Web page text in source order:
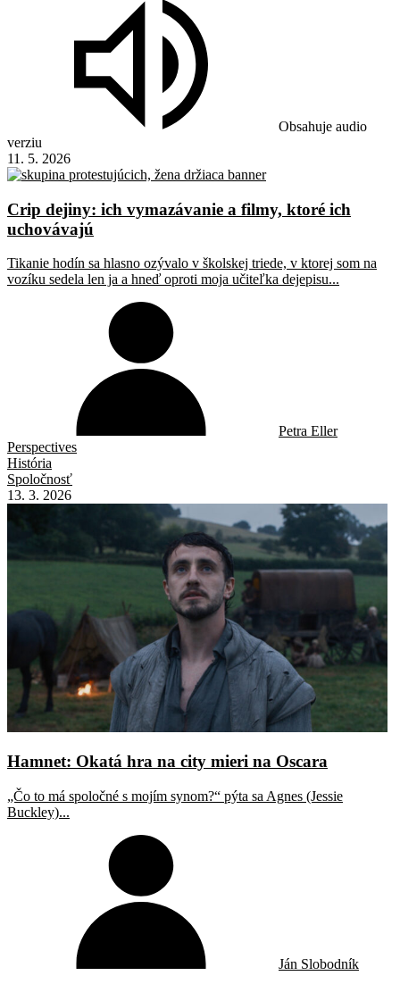
Obsahuje audio
verziu
11. 5. 2026
Crip dejiny: ich vymazávanie a filmy, ktoré ich
uchovávajú
Tikanie hodín sa hlasno ozývalo v školskej triede, v ktorej som na
vozíku sedela len ja a hneď oproti moja učiteľka dejepisu...
Petra Eller
Perspectives
História
Spoločnosť
13. 3. 2026
Hamnet: Okatá hra na city mieri na Oscara
„Čo to má spoločné s mojím synom?“ pýta sa Agnes (Jessie
Buckley)...
Ján Slobodník